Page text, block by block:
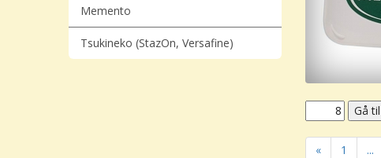
Memento
Tsukineko (StazOn, Versafine)
«
1 ...